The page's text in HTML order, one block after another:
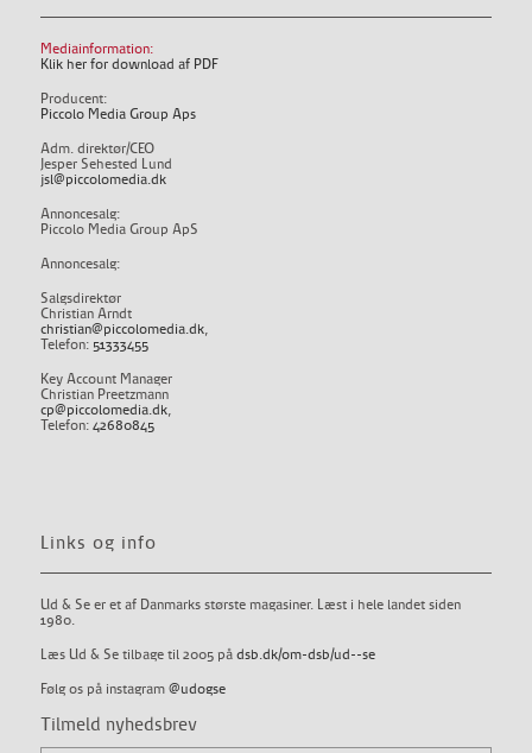
Mediainformation:
Klik her for download af PDF
Producent:
Piccolo Media Group Aps
Adm. direktør/CEO
Jesper Sehested Lund
jsl@piccolomedia.dk
Annoncesalg:
Piccolo Media Group ApS
Annoncesalg:
Salgsdirektør
Christian Arndt
christian@piccolomedia.dk,
Telefon: 51333455
Key Account Manager
Christian Preetzmann
cp@piccolomedia.dk,
Telefon: 42680845
Links og info
Ud & Se er et af Danmarks største magasiner. Læst i hele landet siden
1980.
Læs Ud & Se tilbage til 2005 på dsb.dk/om-dsb/ud--se
Følg os på instagram @udogse
Tilmeld nyhedsbrev